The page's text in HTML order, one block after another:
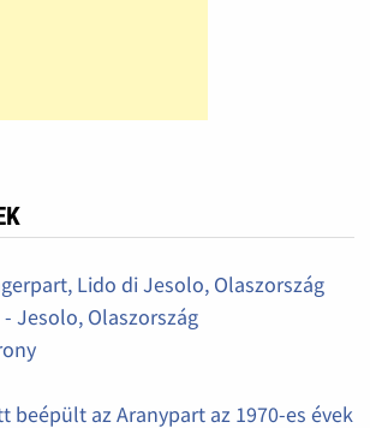
Lido di Jesolo, Olaszország
Jesolo, Olaszország
beépült az Aranypart az 1970-es évek